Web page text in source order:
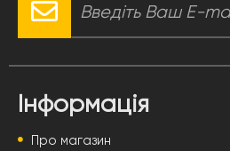
Інформація
Про магазин